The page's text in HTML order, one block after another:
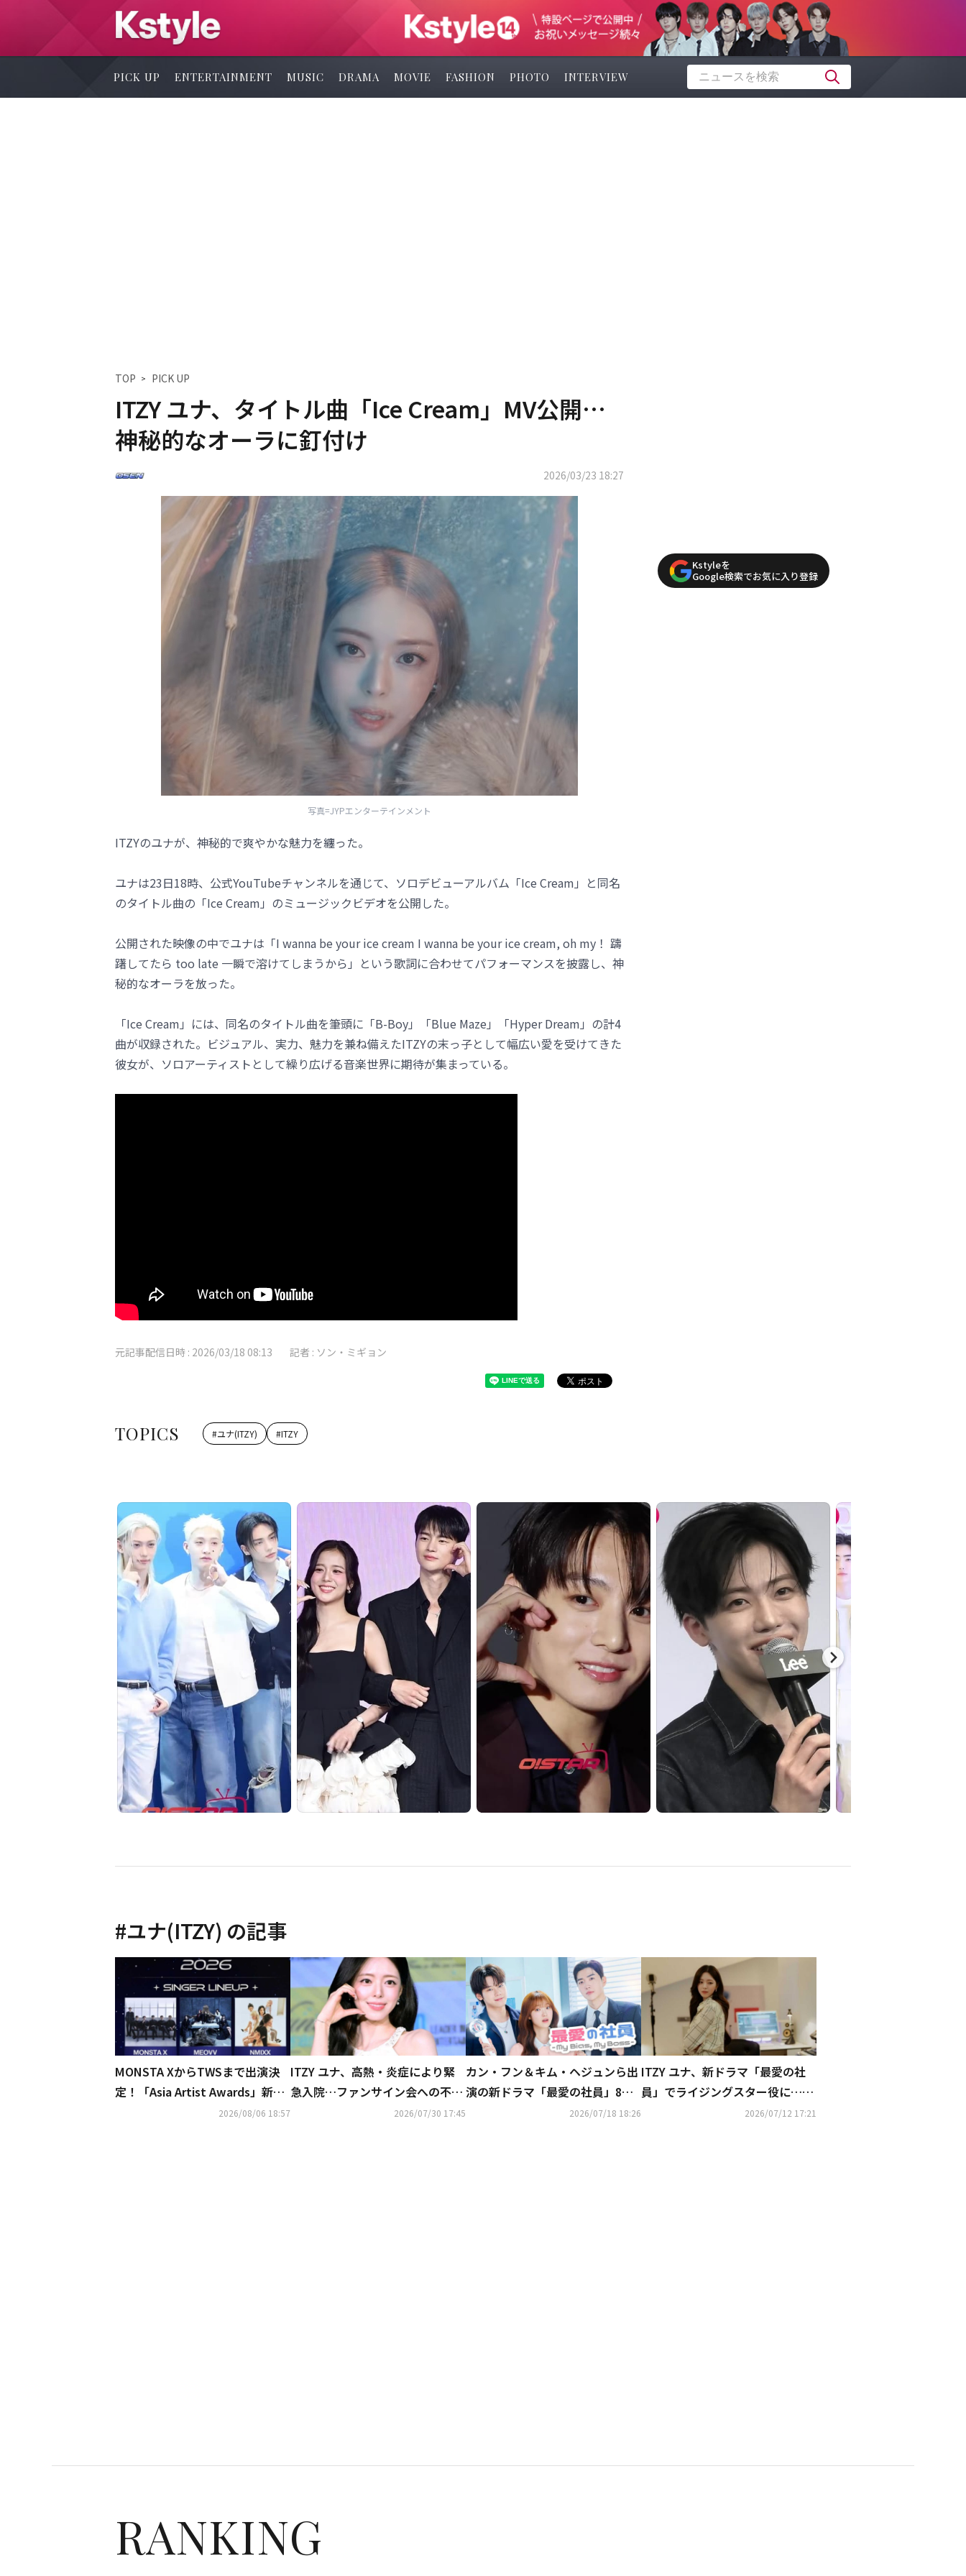
PICK UP ENTERTAINMENT MUSIC DRAMA MOVIE FASHION PHOTO INTERVIEW
TOP PICK UP
ITZY ユナ、タイトル曲「Ice Cream」MV公開…
神秘的なオーラに釘付け
2026/03/23 18:27
写真=JYPエンターテインメント
ITZYのユナが、神秘的で爽やかな魅力を纏った。
ユナは23日18時、公式YouTubeチャンネルを通じて、ソロデビューアルバム「Ice Cream」と同名
のタイトル曲の「Ice Cream」のミュージックビデオを公開した。
公開された映像の中でユナは「I wanna be your ice cream I wanna be your ice cream, oh my！ 躊
躇してたら too late 一瞬で溶けてしまうから」という歌詞に合わせてパフォーマンスを披露し、神
秘的なオーラを放った。
「Ice Cream」には、同名のタイトル曲を筆頭に「B-Boy」「Blue Maze」「Hyper Dream」の計4
曲が収録された。ビジュアル、実力、魅力を兼ね備えたITZYの末っ子として幅広い愛を受けてきた
彼女が、ソロアーティストとして繰り広げる音楽世界に期待が集まっている。
元記事配信日時 : 2026/03/18 08:13 記者 : ソン・ミギョン
TOPICS #ユナ(ITZY) #ITZY
Kstyleを
Google検索でお気に入り登録
#ユナ(ITZY) の記事
MONSTA XからTWSまで出演決
定！「Asia Artist Awards」新た
2026/08/06 18:57
ITZY ユナ、高熱・炎症により緊
急入院…ファンサイン会への不参
2026/07/30 17:45
カン・フン＆キム・ヘジュンら出
演の新ドラマ「最愛の社員」8月3
日よりU-NEXTにて独占配信決定
2026/07/18 18:26
ITZY ユナ、新ドラマ「最愛の社
員」でライジングスター役に…ス
2026/07/12 17:21
RANKING